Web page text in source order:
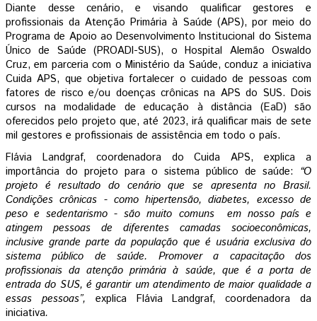
Diante desse cenário, e visando qualificar gestores e
profissionais da Atenção Primária à Saúde (APS), por meio do
Programa de Apoio ao Desenvolvimento Institucional do Sistema
Único de Saúde (PROADI-SUS), o Hospital Alemão Oswaldo
Cruz, em parceria com o Ministério da Saúde, conduz a iniciativa
Cuida APS, que objetiva fortalecer o cuidado de pessoas com
fatores de risco e/ou doenças crônicas na APS do SUS. Dois
cursos na modalidade de educação à distância (EaD) são
oferecidos pelo projeto que, até 2023, irá qualificar mais de sete
mil gestores e profissionais de assistência em todo o país.
Flávia Landgraf, coordenadora do Cuida APS, explica a
importância do projeto para o sistema público de saúde: “O
projeto é resultado do cenário que se apresenta no Brasil.
Condições crônicas - como hipertensão, diabetes, excesso de
peso e sedentarismo - são muito comuns  em nosso país e
atingem pessoas de diferentes camadas socioeconômicas,
inclusive grande parte da população que é usuária exclusiva do
sistema público de saúde. Promover a capacitação dos
profissionais da atenção primária à saúde, que é a porta de
entrada do SUS, é garantir um atendimento de maior qualidade a
essas pessoas”, explica Flávia Landgraf, coordenadora da
iniciativa.